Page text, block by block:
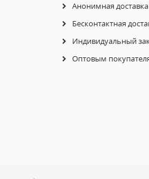
Анонимная
Бесконтактная
Индивидуальный
Оптовым